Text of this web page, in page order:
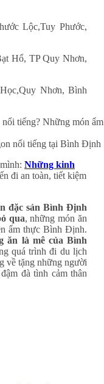
Lộc,Tuy Phước,
Hổ, TP Quy Nhơn,
Nhơn, Bình
nổi tiếng tại Bình Định
Những kinh
đi an toàn, tiết kiệm
đặc sản Bình Định
qua, những món ăn
ẩm thực Bình Định.
ăn là mê của Bình
quá trình đi du lịch
về tặng những người
đà tình cảm thân